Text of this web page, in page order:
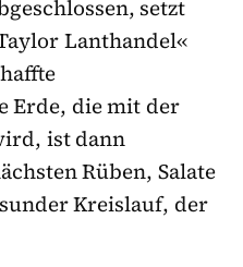
setzt
Lanthandel«
Erde, die mit der
ist dann
Rüben, Salate
Kreislauf, der